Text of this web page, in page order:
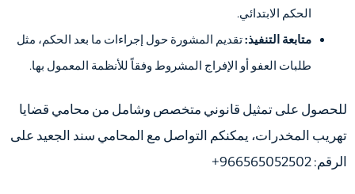
الحكم الابتدائي.
متابعة التنفيذ:تقديم المشورة حول إجراءات ما بعد الحكم، مثل
طلبات العفو أو الإفراج المشروط وفقاً للأنظمة المعمول بها.
للحصول على تمثيل قانوني متخصص وشامل من محامي قضايا
تهريب المخدرات، يمكنكم التواصل مع المحامي سند الجعيد على
الرقم: 966565052502+